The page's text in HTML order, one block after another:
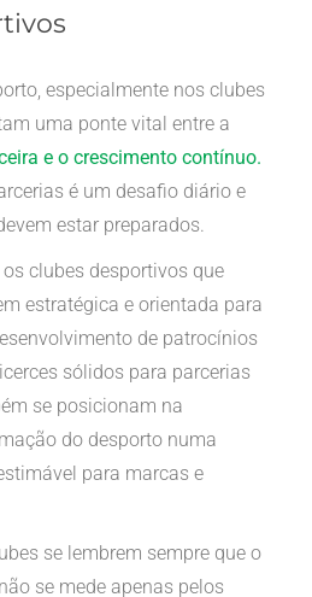
especialmente nos clubes
uma ponte vital entre a
e o crescimento contínuo.
é um desafio diário e
estar preparados.
clubes desportivos que
estratégica e orientada para
de patrocínios
sólidos para parcerias
se posicionam na
do desporto numa
para marcas e
se lembrem sempre que o
se mede apenas pelos